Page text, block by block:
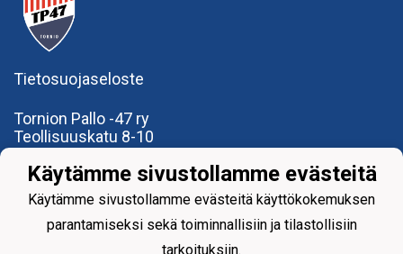
Tietosuojaseloste
Tornion Pallo -47 ry
Teollisuuskatu 8-10
+35840591 9275
office@tp47.com
Käytämme sivustollamme evästeitä
Käytämme sivustollamme evästeitä käyttökokemuksen
parantamiseksi sekä toiminnallisiin ja tilastollisiin
tarkoituksiin.